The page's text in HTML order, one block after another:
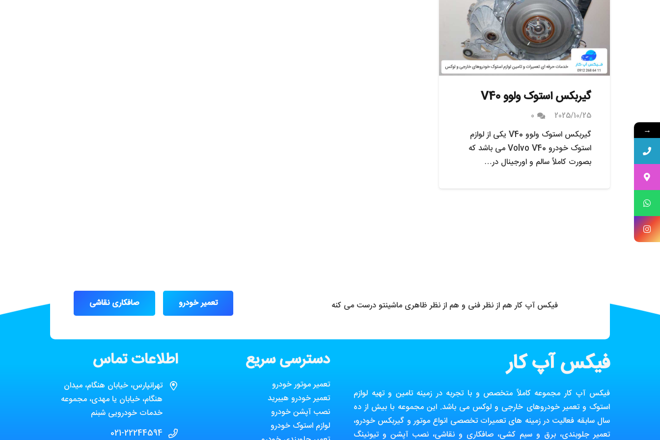
گیربکس استوک ولوو V40
2025/10/25
0
گیربکس استوک ولوو V40 یکی از لوازم
استوک خودرو Volvo V40 می باشد که
بصورت کاملاً سالم و اورجینال در…
فیکس آپ کار هم از نظر فنی و هم از نظر ظاهری ماشینتو درست می کنه تعمیر خودرو صافکاری نقاشی
فیکس آپ کار
فیکس آپ کار مجموعه کاملاً متخصص و با تجربه در زمینه تامین و تهیه لوازم
استوک و تعمیر خودروهای خارجی و لوکس می باشد. این مجموعه با بیش از ده
سال سابقه فعالیت در زمینه های تعمیرات تخصصی انواع موتور و گیربکس خودرو،
تعمیر جلوبندی، برق و سیم کشی، صافکاری و نقاشی، نصب آپشن و تیونینگ
دسترسی سریع
تعمیر موتور خودرو
تعمیر خودرو هیبرید
نصب آپشن خودرو
لوازم استوک خودرو
اطلاعات تماس
تهرانپارس، خیابان هنگام، میدان
هنگام، خیابان یا مهدی، مجموعه
خدمات خودرویی شبنم
021-22244594
→